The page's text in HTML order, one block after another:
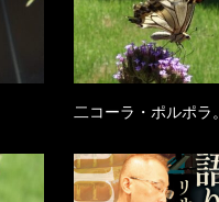
二コーラ・ポルポラ。